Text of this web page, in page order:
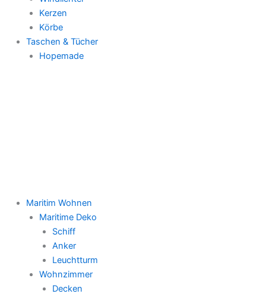
Kerzen
Körbe
Taschen & Tücher
Hopemade
Maritim Wohnen
Maritime Deko
Schiff
Anker
Leuchtturm
Wohnzimmer
Decken